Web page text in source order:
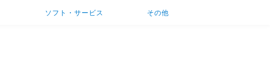
ソフト・サービス その他